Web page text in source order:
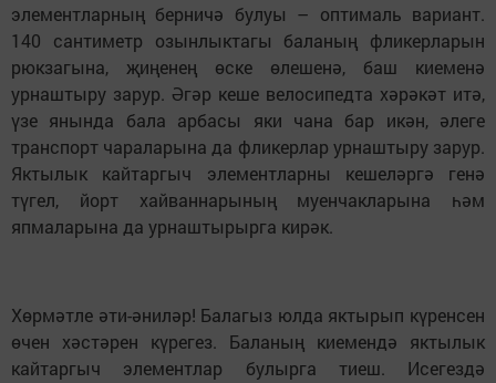
элементларның берничә булуы – оптималь вариант.
140 сантиметр озынлыктагы баланың фликерларын
рюкзагына, җиңенең өске өлешенә, баш киеменә
урнаштыру зарур. Әгәр кеше велосипедта хәрәкәт итә,
үзе янында бала арбасы яки чана бар икән, әлеге
транспорт чараларына да фликерлар урнаштыру зарур.
Яктылык кайтаргыч элементларны кешеләргә генә
түгел, йорт хайваннарының муенчакларына һәм
япмаларына да урнаштырырга кирәк.
Хөрмәтле әти-әниләр! Балагыз юлда яктырып күренсен
өчен хәстәрен күрегез. Баланың киемендә яктылык
кайтаргыч элементлар булырга тиеш. Исегездә